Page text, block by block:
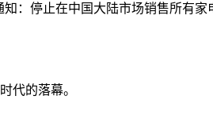
：停止在中国大陆市场销售所有
代的落幕。